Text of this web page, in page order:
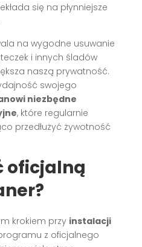
się na płynniejsze
na wygodne usuwanie
i innych śladów
naszą prywatność.
swojego
niezbędne
, które regularnie
przedłużyć żywotność
oficjalną
krokiem przy instalacji
z oficjalnego